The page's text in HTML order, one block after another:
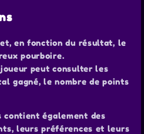
en fonction du résultat, le
pourboire.
peut consulter les
gagné, le nombre de points
contient également des
leurs préférences et leurs